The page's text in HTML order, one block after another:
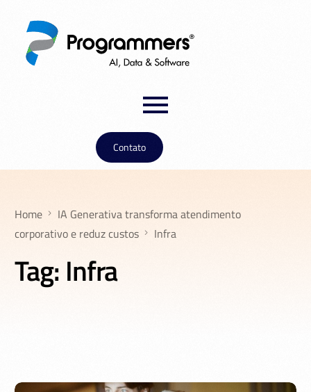
Contato
Home
IA Generativa transforma atendimento
corporativo e reduz custos
Infra
Tag:Infra